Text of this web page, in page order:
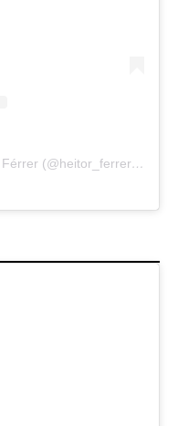
Um post compartilhado por Heitor Férrer (@heitor_ferrer77)